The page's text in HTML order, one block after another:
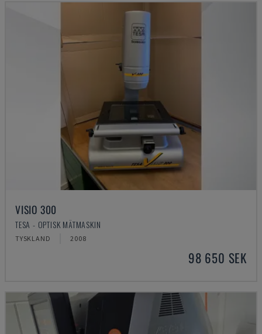
VISIO 300
TESA - OPTISK MÄTMASKIN
TYSKLAND 2008
98 650 SEK